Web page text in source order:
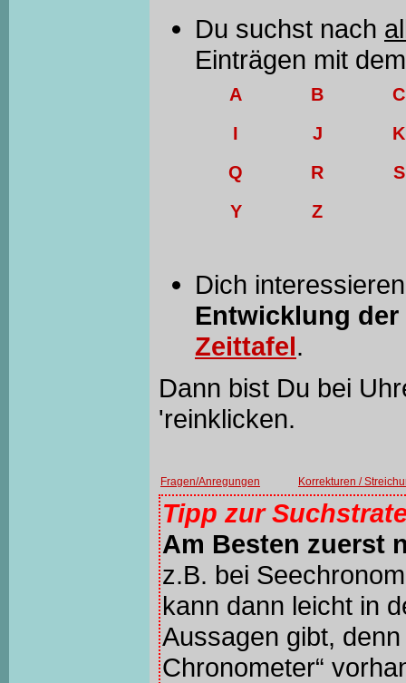
Du suchst nach
Einträgen mit
A B
C
I
J
K
Q
R
S
Y
Z
Dich
Entwicklung
Zeittafel.
Dann bist Du bei
'reinklicken.
Fragen/Anregungen Korrekturen /
Tipp zur
Am Besten zuerst
z.B. bei
kann dann leicht in
Aussagen gibt,
Chronometer“